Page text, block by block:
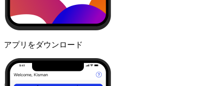
アプリをダウンロード